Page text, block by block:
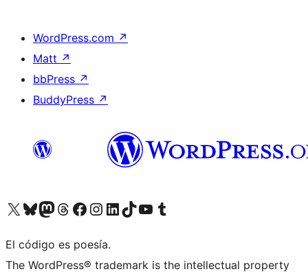
WordPress.com ↗
Matt ↗
bbPress ↗
BuddyPress ↗
Visita nuestra cuenta de X (anteriormente Twitter)
Visita nuestra cuenta de Bluesky
Visita nuestra cuenta de Mastodon
Visita nuestra cuenta de Threads
Visita nuestra página de Facebook
Visita nuestra cuenta de Instagram
Visita nuestra cuenta de LinkedIn
Visita nuestra cuenta de TikTok
Visita nuestro canal de YouTube
Visita nuestra cuenta de Tumblr
El código es poesía.
The WordPress® trademark is the intellectual property